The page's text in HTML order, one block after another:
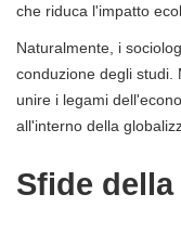
che riduca l'impatto
Naturalmente, i
conduzione degli studi.
unire i legami
all'interno della
Sfide